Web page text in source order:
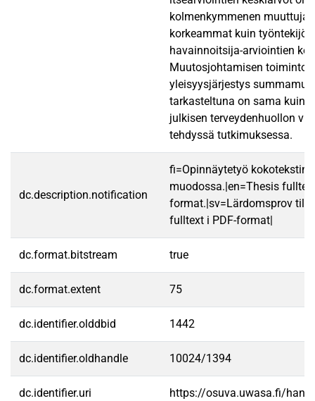
kolmenkymmenen
korkeammat kuin
havainnoitsija-arviointien
Muutosjohtamisen
yleisyysjärjestys
tarkasteltuna on sama kuin
julkisen terveydenhuollon
tehdyssä tutkimuksessa.
dc.description.notification
fi=Opinnäytetyö kokotekstinä
muodossa.|en=Thesis
format.|sv=Lärdomsprov
fulltext i PDF-format|
dc.format.bitstream true
dc.format.extent 75
dc.identifier.olddbid 1442
dc.identifier.oldhandle 10024/1394
dc.identifier.uri https://osuva.uwasa.fi/